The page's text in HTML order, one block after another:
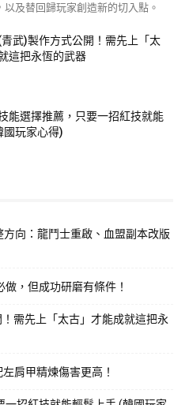
及替回歸玩家創造新的切入點。
武)製作方式公開！需先上「太
這把永恆的武器
能選擇推薦，只要一招紅技就能
國玩家心得)
方向：龍鬥士重啟、血盟副本改版
，但成功研磨有條件！
需先上「太古」才能成就這把永
肩甲精煉傷害更高！